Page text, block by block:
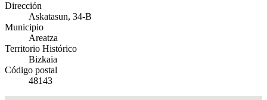
Dirección
Askatasun, 34-B
Municipio
Areatza
Territorio Histórico
Bizkaia
Código postal
48143